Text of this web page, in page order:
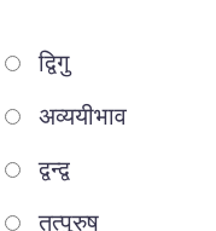
द्विगु
अव्ययीभाव
द्वन्द्व
तत्पुरुष